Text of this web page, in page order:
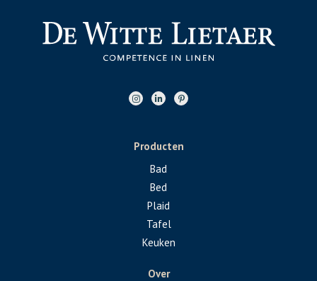
Producten
Bad
Bed
Plaid
Tafel
Keuken
Over